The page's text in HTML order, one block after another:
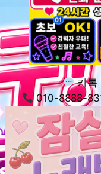
카톡
010-8888-